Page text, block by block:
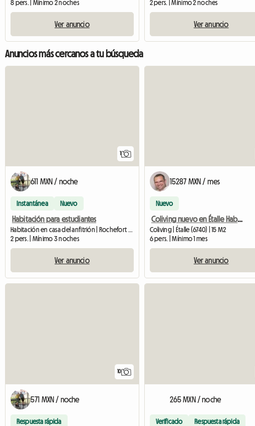
8 pers. | Mínimo 2 noches
Ver anuncio
2 pers. | Mínimo 2 noches
Ver anuncio
Anuncios más cercanos a tu búsqueda
611 MXN / noche
Instantánea Nuevo
Habitación para estudiantes
Habitación en casa del anfitrión | Rochefort (5580) | 32 M2
2 pers. | Mínimo 3 noches
Ver anuncio
15287 MXN / mes
Nuevo
Coliving nuevo en Étalle Habitaciones confortables
Coliving | Étalle (6740) | 15 M2
6 pers. | Mínimo 1 mes
Ver anuncio
10
571 MXN / noche
Respuesta rápida
265 MXN / noche
Verificado Respuesta rápida